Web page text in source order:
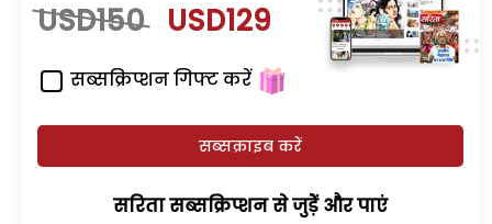
USD150 USD129
सब्सक्रिप्शन गिफ्ट करें
सब्सक्राइब करें
सरिता सब्सक्रिप्शन से जुड़ेें और पाएं